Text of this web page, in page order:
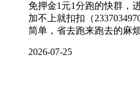
免押金1元1分跑的快群，
加不上就扣扣（
简单，省去跑来跑去的麻
2026-07-25